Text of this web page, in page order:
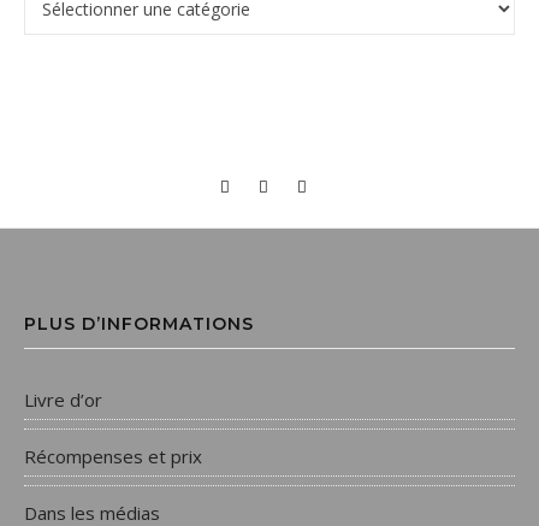
PLUS D’INFORMATIONS
Livre d’or
Récompenses et prix
Dans les médias